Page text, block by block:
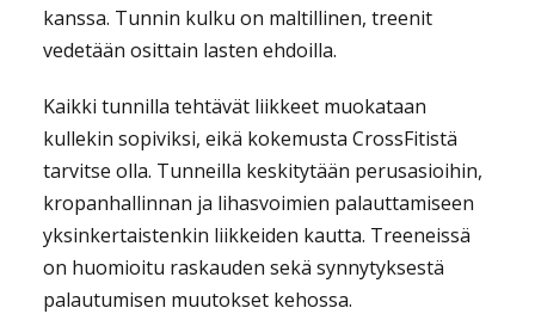
kanssa. Tunnin kulku on maltillinen, treenit
vedetään osittain lasten ehdoilla.
Kaikki tunnilla tehtävät liikkeet muokataan
kullekin sopiviksi, eikä kokemusta CrossFitistä
tarvitse olla. Tunneilla keskitytään perusasioihin,
kropanhallinnan ja lihasvoimien palauttamiseen
yksinkertaistenkin liikkeiden kautta. Treeneissä
on huomioitu raskauden sekä synnytyksestä
palautumisen muutokset kehossa.